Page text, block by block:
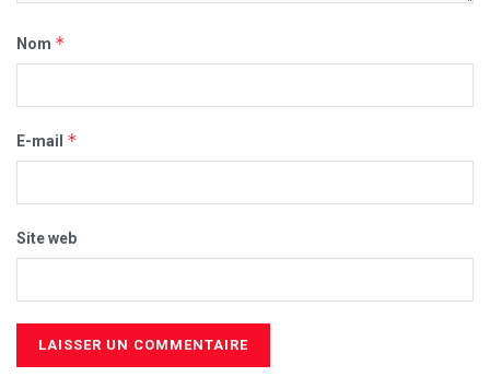
Nom *
E-mail *
Site web